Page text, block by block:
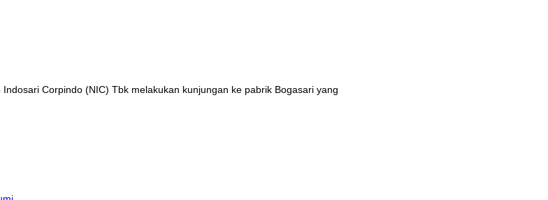
Corpindo (NIC) Tbk melakukan kunjungan ke pabrik Bogasari yang